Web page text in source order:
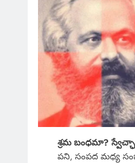
శ్రమ బంధమా?
పని, సంపద మధ్య